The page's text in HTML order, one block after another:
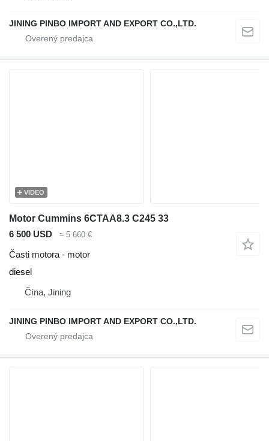
JINING PINBO IMPORT AND EXPORT CO.,LTD.
VIDEO
Motor Cummins 6CTAA8.3 C245 33
6 500 USD
≈ 5 660 €
Časti motora - motor
diesel
Čína, Jining
JINING PINBO IMPORT AND EXPORT CO.,LTD.